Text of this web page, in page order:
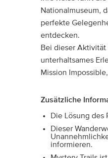
Nationalmuseum,
perfekte
entdecken.
Bei dieser
unterhaltsames
Mission
Zusätzliche
Die Lösung des
Dieser
informieren.